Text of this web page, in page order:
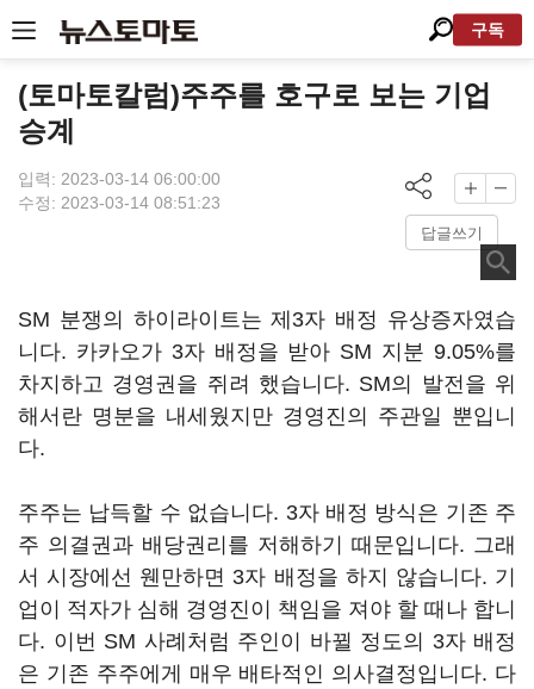
구독
(토마토칼럼)주주를 호구로 보는 기업
승계
입력: 2023-03-14 06:00:00
수정: 2023-03-14 08:51:23
답글쓰기
SM 분쟁의 하이라이트는 제3자 배정 유상증자였습
니다. 카카오가 3자 배정을 받아 SM 지분 9.05%를
차지하고 경영권을 쥐려 했습니다. SM의 발전을 위
해서란 명분을 내세웠지만 경영진의 주관일 뿐입니
다.
주주는 납득할 수 없습니다. 3자 배정 방식은 기존 주
주 의결권과 배당권리를 저해하기 때문입니다. 그래
서 시장에선 웬만하면 3자 배정을 하지 않습니다. 기
업이 적자가 심해 경영진이 책임을 져야 할 때나 합니
다. 이번 SM 사례처럼 주인이 바뀔 정도의 3자 배정
은 기존 주주에게 매우 배타적인 의사결정입니다. 다